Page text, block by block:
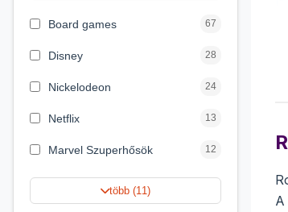
Board games 67
Disney 28
Nickelodeon 24
Netflix 13
Marvel Szuperhősök 12
Summer Toys 10
több (11)